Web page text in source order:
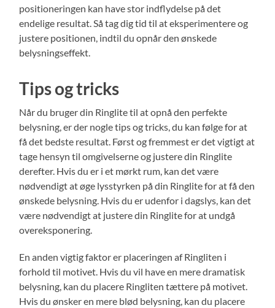
positioneringen kan have stor indflydelse på det
endelige resultat. Så tag dig tid til at eksperimentere og
justere positionen, indtil du opnår den ønskede
belysningseffekt.
Tips og tricks
Når du bruger din Ringlite til at opnå den perfekte
belysning, er der nogle tips og tricks, du kan følge for at
få det bedste resultat. Først og fremmest er det vigtigt at
tage hensyn til omgivelserne og justere din Ringlite
derefter. Hvis du er i et mørkt rum, kan det være
nødvendigt at øge lysstyrken på din Ringlite for at få den
ønskede belysning. Hvis du er udenfor i dagslys, kan det
være nødvendigt at justere din Ringlite for at undgå
overeksponering.
En anden vigtig faktor er placeringen af Ringliten i
forhold til motivet. Hvis du vil have en mere dramatisk
belysning, kan du placere Ringliten tættere på motivet.
Hvis du ønsker en mere blød belysning, kan du placere